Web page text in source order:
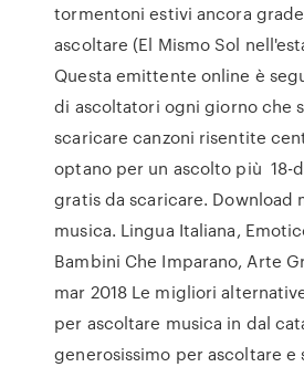
tormentoni estivi ancora
ascoltare (El Mismo Sol
Questa emittente online è
di ascoltatori ogni giorno che
scaricare canzoni risentite
optano per un ascolto più 18-
gratis da scaricare. Download
musica. Lingua Italiana,
Bambini Che Imparano, Arte
mar 2018 Le migliori
per ascoltare musica in dal
generosissimo per ascoltare e